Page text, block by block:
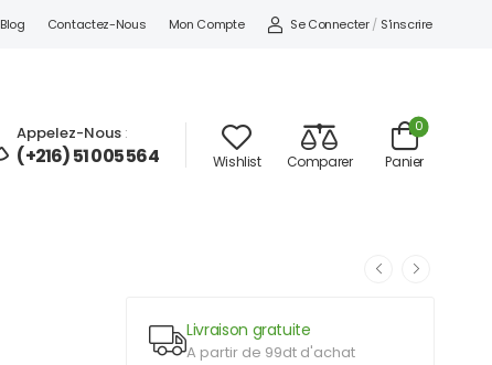
Blog Contactez-Nous Mon Compte Se Connecter / S'inscrire
Appelez-Nous :
(+216) 51 005 564 Wishlist Comparer Panier
0
Livraison gratuite
A partir de 99dt d'achat